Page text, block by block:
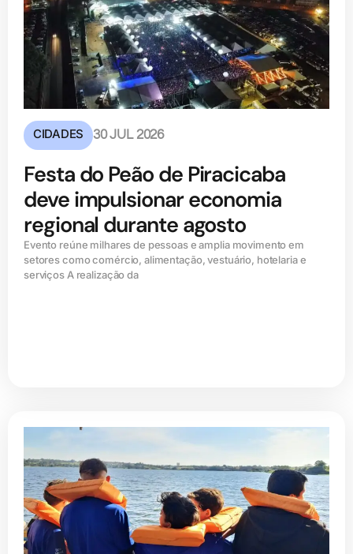
CIDADES 30 JUL 2026
Festa do Peão de Piracicaba
deve impulsionar economia
regional durante agosto
Evento reúne milhares de pessoas e amplia movimento em
setores como comércio, alimentação, vestuário, hotelaria e
serviços A realização da